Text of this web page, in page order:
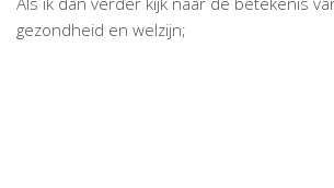
gezondheid en welzijn;